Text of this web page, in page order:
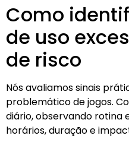
Como
de uso
de risco
Nós avaliamos sinais
problemático de jogos.
diário, observando rotina
horários, duração e